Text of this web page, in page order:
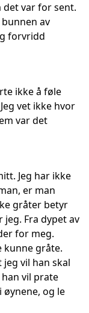
det var for sent.
av
forvridd
ikke å føle
vet ikke hvor
var det
Jeg har ikke
er man
gråter betyr
jeg. Fra dypet av
for meg.
kunne gråte.
vil han skal
vil prate
øynene, og le